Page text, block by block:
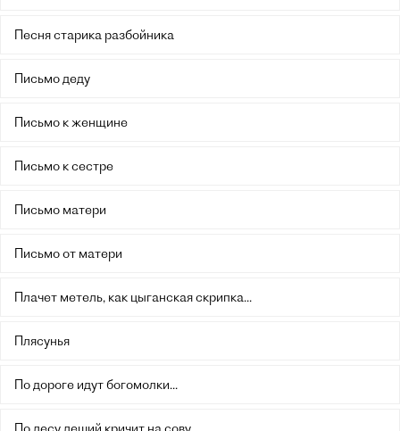
Песня старика разбойника
Письмо деду
Письмо к женщине
Письмо к сестре
Письмо матери
Письмо от матери
Плачет метель, как цыганская скрипка...
Плясунья
По дороге идут богомолки...